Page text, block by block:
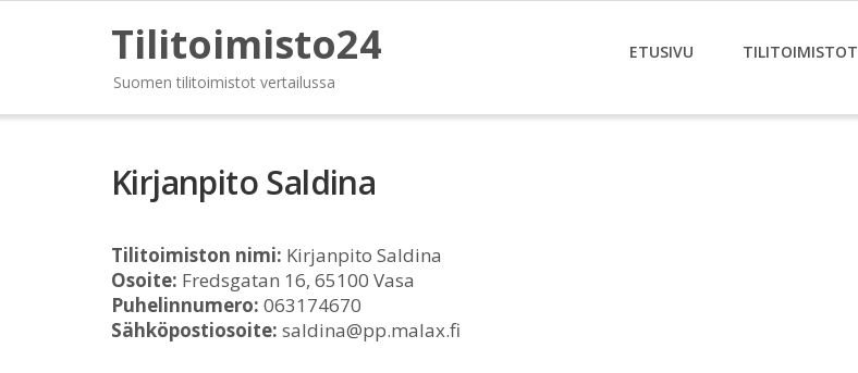
Tilitoimisto24
Suomen tilitoimistot vertailussa
ETUSIVU TILITOIMISTOT
Kirjanpito Saldina
Tilitoimiston nimi: Kirjanpito Saldina
Osoite: Fredsgatan 16, 65100 Vasa
Puhelinnumero: 063174670
Sähköpostiosoite: saldina@pp.malax.fi